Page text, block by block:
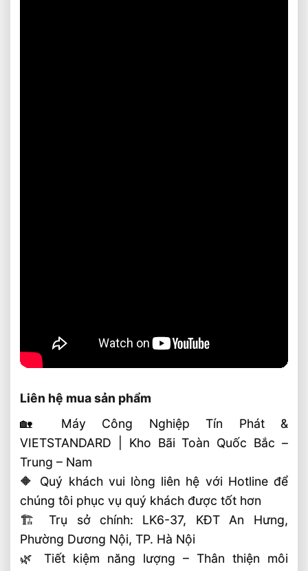
Liên hệ mua sản phẩm
🏡 Máy Công Nghiệp Tín Phát &
VIETSTANDARD | Kho Bãi Toàn Quốc Bắc –
Trung – Nam
🔶 Quý khách vui lòng liên hệ với Hotline để
chúng tôi phục vụ quý khách được tốt hơn
🏗 Trụ sở chính: LK6-37, KĐT An Hưng,
Phường Dương Nội, TP. Hà Nội
🌿 Tiết kiệm năng lượng – Thân thiện môi